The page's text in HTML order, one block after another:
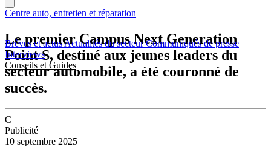
Brèves et actusActualités du secteurCommuniqués de presse
Interviews
Conseils et Guides
Centre auto, entretien et réparation
Le premier Campus Next Generation
Point S, destiné aux jeunes leaders du
secteur automobile, a été couronné de
succès.
C
Publicité
10 septembre 2025